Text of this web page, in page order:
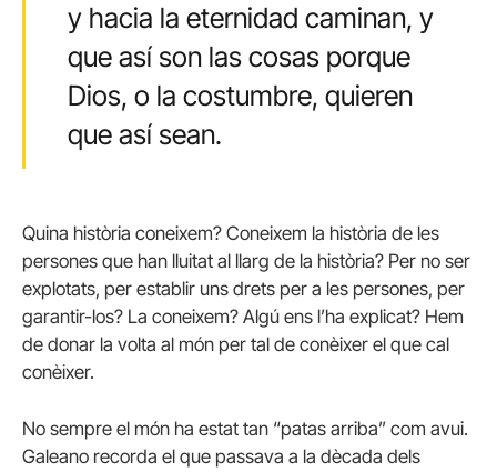
y hacia la eternidad caminan, y
que así son las cosas porque
Dios, o la costumbre, quieren
que así sean.
Quina història coneixem? Coneixem la història de les
persones que han lluitat al llarg de la història? Per no ser
explotats, per establir uns drets per a les persones, per
garantir-los? La coneixem? Algú ens l’ha explicat? Hem
de donar la volta al món per tal de conèixer el que cal
conèixer.
No sempre el món ha estat tan “patas arriba” com avui.
Galeano recorda el que passava a la dècada dels